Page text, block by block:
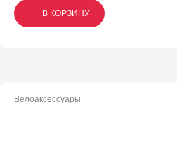
В КОРЗИНУ
В КОРЗИНУ
В КОРЗИНУ
Велоаксессуары